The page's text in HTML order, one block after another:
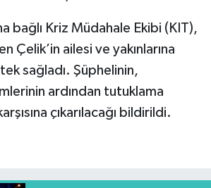
bağlı Kriz Müdahale Ekibi (KIT),
Çelik’in ailesi ve yakınlarına
sağladı. Şüphelinin,
ardından tutuklama
çıkarılacağı bildirildi.